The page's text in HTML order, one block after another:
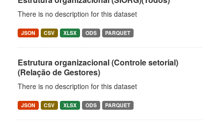
There is no description for this dataset
JSON CSV XLSX ODS PARQUET
Estrutura organizacional (Controle setorial)
(Relação de Gestores)
There is no description for this dataset
JSON CSV XLSX ODS PARQUET